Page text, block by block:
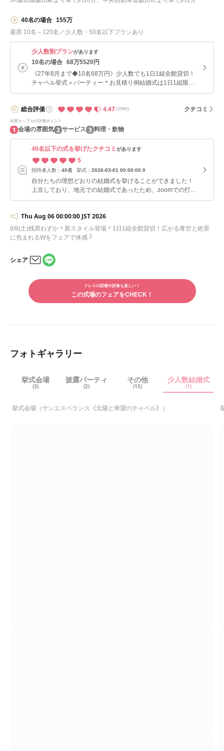
40名の場合 155万
着席 10名～120名／少人数・50名以下プランあり
少人数割プランがあります
10名の場合 68万5520円
《27年8月まで◆10名68万円》少人数でも1日1組全館貸切！
チャペル挙式＋パーティー＊お見積り例結婚式は1日1組限定
◆ふたりの記念日・お子さまの誕生日・お日柄など希望日があ
総合評価 4.47 (275件) クチコミ
先輩カップルの評価ポイント
1 会場の雰囲気 2 サービス 3 料理・飲物
40名以下の式を挙げたクチコミ があります
5
招待者人数： 40名 挙式： 2026-03-01 00:00:00.0
自分たちの理想どおりの結婚式を挙げることができました！
上京しており、地元での結婚式であったため、zoomでの打ち
合わせ等、色々と配慮していただきました。直接打ち合わせが
んがとってもきめ細かく、メール等で細部までどうして行こう
か聞いてくださり、とてもありがたかったです。 当日もこち
らから言わなくてもスタッフさんが気付いて動いてくださる場
予定が合わず、試食もできずにランクを決めてしまいました
が、参列者からは美味しかったよ！と好評でした。
Thu Aug 06 00:00:00 JST 2026
8/8(土)残席わずか＊新スタイル登場＊1日1組全館貸切！広がる青空と絶景
に包まれるWをフェアで体感
シェア
ルで
シェ
アす
る
で
ドレスの試着や試食も楽しい！
この式場のフェアをCHECK！
フォトギャラリー
挙式会場
(3)
披露パーティ
(2)
その他
(15)
少人数結婚式
(1)
挙式会場（サンエスペランス《太陽と希望のチャペル》）